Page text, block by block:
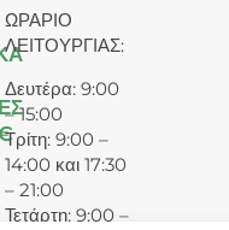
ΩΡΑΡΙΟ
ΛΕΙΤΟΥΡΓΙΑΣ:
Δευτέρα: 9:00
– 15:00
Τρίτη: 9:00 –
14:00 και 17:30
– 21:00
Τετάρτη: 9:00 –